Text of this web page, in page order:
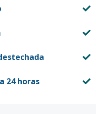
24 horas